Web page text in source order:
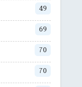
49
69
70
70